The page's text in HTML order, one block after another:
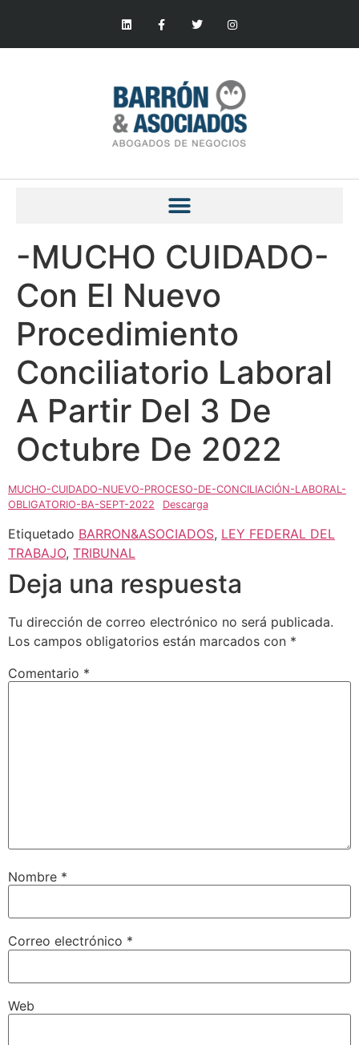
-MUCHO CUIDADO-
Con El Nuevo
Procedimiento
Conciliatorio Laboral
A Partir Del 3 De
Octubre De 2022
MUCHO-CUIDADO-NUEVO-PROCESO-DE-CONCILIACIÓN-LABORAL-
OBLIGATORIO-BA-SEPT-2022
Descarga
Etiquetado BARRON&ASOCIADOS, LEY FEDERAL DEL
TRABAJO, TRIBUNAL
Deja una respuesta
Tu dirección de correo electrónico no será publicada.
Los campos obligatorios están marcados con *
Comentario *
Nombre *
Correo electrónico *
Web